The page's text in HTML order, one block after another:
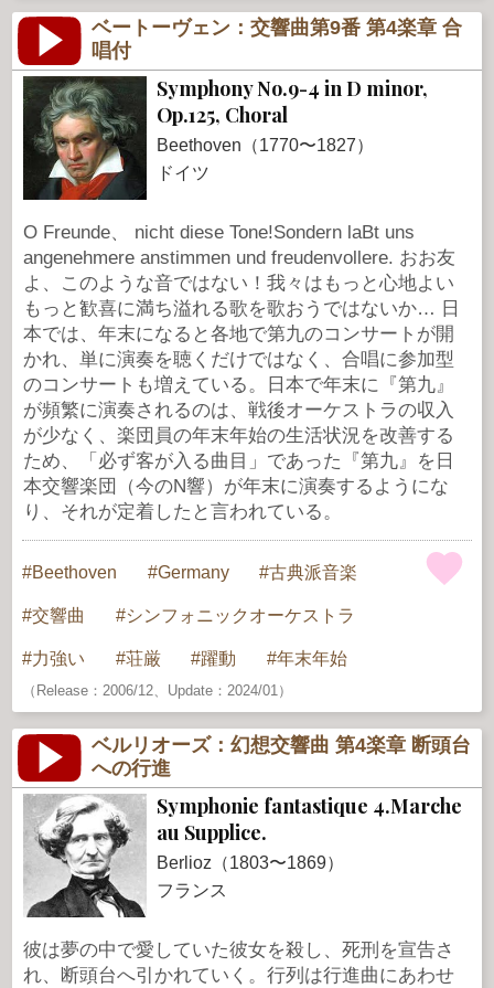
ベートーヴェン：交響曲第9番 第4楽章 合
唱付
Symphony No.9-4 in D minor,
Op.125, Choral
Beethoven（1770〜1827）
ドイツ
O Freunde、 nicht diese Tone!Sondern laBt uns
angenehmere anstimmen und freudenvollere. おお友
よ、このような音ではない！我々はもっと心地よい
もっと歓喜に満ち溢れる歌を歌おうではないか… 日
本では、年末になると各地で第九のコンサートが開
かれ、単に演奏を聴くだけではなく、合唱に参加型
のコンサートも増えている。日本で年末に『第九』
が頻繁に演奏されるのは、戦後オーケストラの収入
が少なく、楽団員の年末年始の生活状況を改善する
ため、「必ず客が入る曲目」であった『第九』を日
本交響楽団（今のN響）が年末に演奏するようにな
り、それが定着したと言われている。
Beethoven Germany 古典派音楽
交響曲 シンフォニックオーケストラ
力強い 荘厳 躍動 年末年始
（Release：2006/12、Update：2024/01）
ベルリオーズ：幻想交響曲 第4楽章 断頭台
への行進
Symphonie fantastique 4.Marche
au Supplice.
Berlioz（1803〜1869）
フランス
彼は夢の中で愛していた彼女を殺し、死刑を宣告さ
れ、断頭台へ引かれていく。行列は行進曲にあわせ